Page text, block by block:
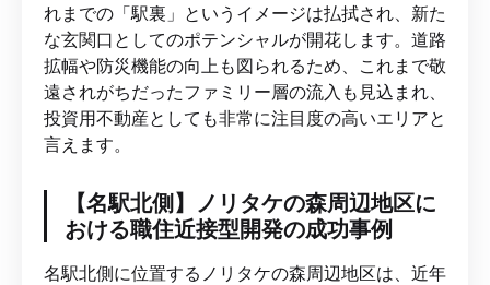
れまでの「駅裏」というイメージは払拭され、新た
な玄関口としてのポテンシャルが開花します。道路
拡幅や防災機能の向上も図られるため、これまで敬
遠されがちだったファミリー層の流入も見込まれ、
投資用不動産としても非常に注目度の高いエリアと
言えます。
【名駅北側】ノリタケの森周辺地区に
おける職住近接型開発の成功事例
名駅北側に位置するノリタケの森周辺地区は、近年